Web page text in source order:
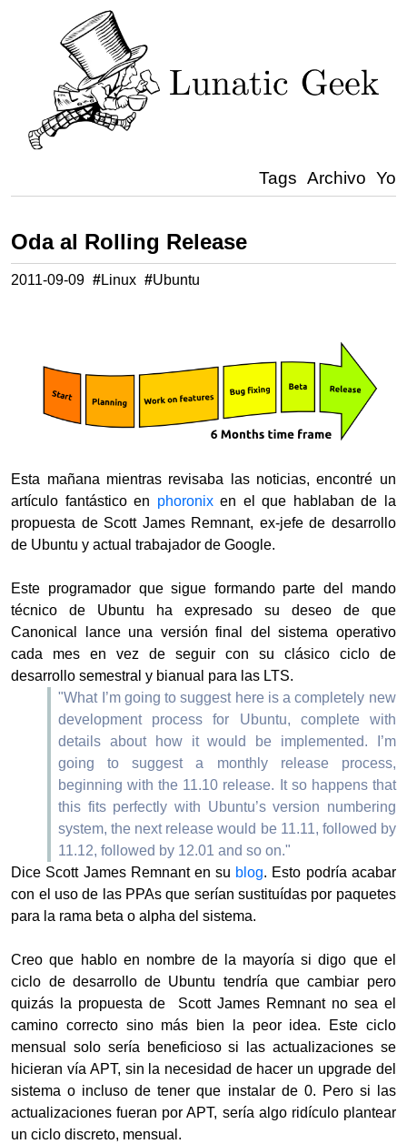
Tags Archivo Yo
Oda al Rolling Release
2011-09-09 #Linux #Ubuntu
Esta mañana mientras revisaba las noticias, encontré un
artículo fantástico en phoronixen el que hablaban de la
propuesta de Scott James Remnant, ex-jefe de desarrollo
de Ubuntu y actual trabajador de Google.
Este programador que sigue formando parte del mando
técnico de Ubuntu ha expresado su deseo de que
Canonical lance una versión final del sistema operativo
cada mes en vez de seguir con su clásico ciclo de
desarrollo semestral y bianual para las LTS.
"What I’m going to suggest here is a completely new
development process for Ubuntu, complete with
details about how it would be implemented.
I’m
going to suggest a monthly release process,
beginning with the 11.10 release. It so happens that
this fits perfectly with Ubuntu’s version numbering
system, the next release would be 11.11, followed by
11.12, followed by 12.01 and so on."
Dice Scott James Remnant en su blog. Esto podría acabar
con el uso de las PPAs que serían sustituídas por paquetes
para la rama beta o alpha del sistema.
Creo que hablo en nombre de la mayoría si digo que el
ciclo de desarrollo de Ubuntu tendría que cambiar pero
quizás la propuesta de
Scott James Remnant no sea el
camino correcto sino más bien la peor idea. Este ciclo
mensual solo sería beneficioso si las actualizaciones se
hicieran vía APT, sin la necesidad de hacer un upgrade del
sistema o incluso de tener que instalar de 0. Pero si las
actualizaciones fueran por APT, sería algo ridículo plantear
un ciclo discreto, mensual.